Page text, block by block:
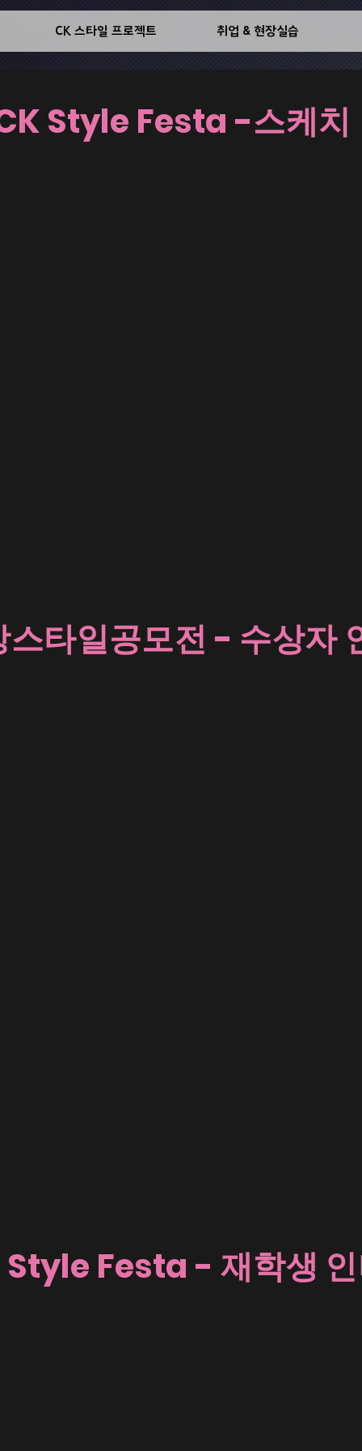
CK 스타일 프로젝트 취업 & 현장실습
Style Festa -스케치
스타일공모전 - 수상자
Style Festa - 재학생